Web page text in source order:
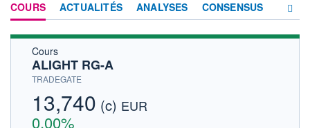
COURS ACTUALITÉS ANALYSES CONSENSUS
Cours
ALIGHT RG-A
TRADEGATE
13,740 (c) EUR
0,00%